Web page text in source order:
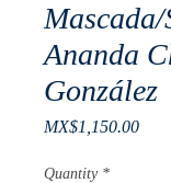
Ananda
González
MX$1,150.00Price
Quantity *